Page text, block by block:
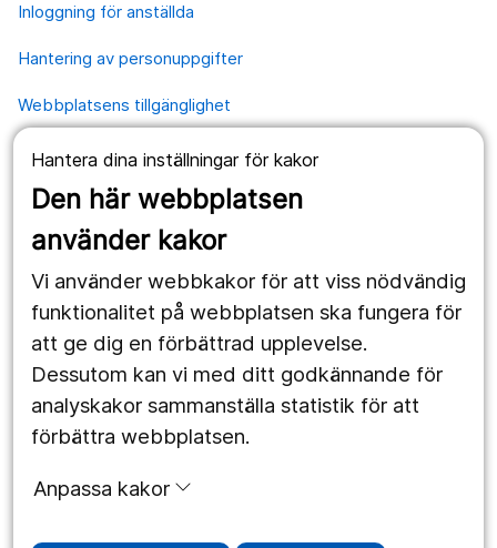
Hantera dina inställningar för kakor
Den här webbplatsen
använder kakor
Vi använder webbkakor för att viss nödvändig
funktionalitet på webbplatsen ska fungera för
att ge dig en förbättrad upplevelse.
Dessutom kan vi med ditt godkännande för
analyskakor sammanställa statistik för att
förbättra webbplatsen.
Anpassa kakor
Inloggning för anställda
Hantering av personuppgifter
Webbplatsens tillgänglighet
Våra webbplatser
1177.se
Region Örebro län
Följ oss
Facebook